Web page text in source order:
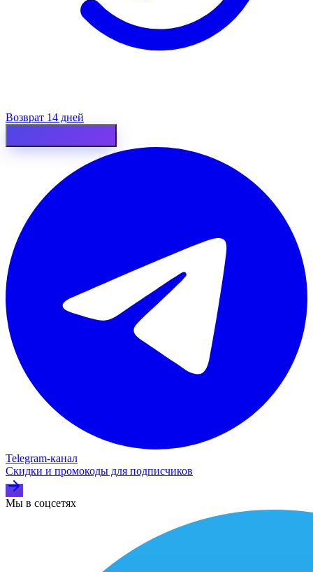
Возврат 14 дней
Telegram‑канал
Скидки и промокоды для подписчиков
Мы в соцсетях